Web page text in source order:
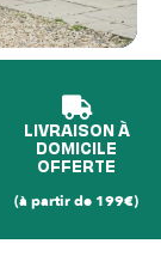
LIVRAISON À
DOMICILE
OFFERTE
(à partir de 199€)